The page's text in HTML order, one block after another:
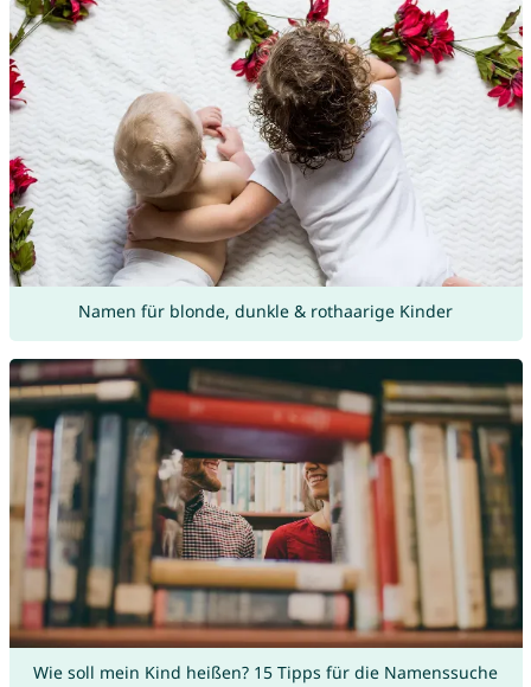
Namen für blonde, dunkle & rothaarige Kinder
Wie soll mein Kind heißen? 15 Tipps für die Namenssuche